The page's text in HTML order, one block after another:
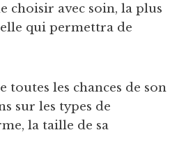
choisir avec soin, la plus
qui permettra de
les chances de son
sur les types de
la taille de sa